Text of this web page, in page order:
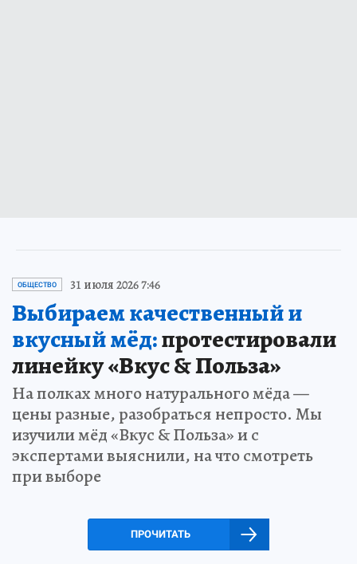
ОБЩЕСТВО 31 июля 2026 7:46
Выбираем качественный и
вкусный мёд:протестировали
линейку «Вкус & Польза»
На полках много натурального мёда —
цены разные, разобраться непросто. Мы
изучили мёд «Вкус & Польза» и с
экспертами выяснили, на что смотреть
при выборе
ПРОЧИТАТЬ